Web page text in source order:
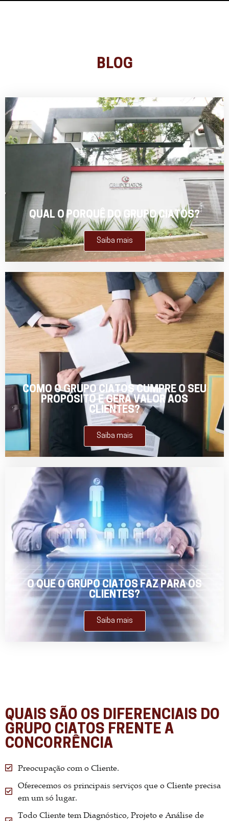
BLOG
QUAL O PORQUÊ DO GRUPO CIATOS?
Saiba mais
COMO O GRUPO CIATOS CUMPRE O SEU
PROPÓSITO E GERA VALOR AOS
CLIENTES?
Saiba mais
O QUE O GRUPO CIATOS FAZ PARA OS
CLIENTES?
Saiba mais
QUAIS SÃO OS DIFERENCIAIS DO
GRUPO CIATOS FRENTE A
CONCORRÊNCIA
Preocupação com o Cliente.
Oferecemos os principais serviços que o Cliente precisa
em um só lugar.
Todo Cliente tem Diagnóstico, Projeto e Análise de